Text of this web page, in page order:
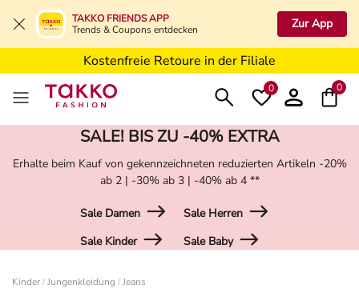
TAKKO FRIENDS APP
Trends & Coupons entdecken
Zur App
Kostenfreie Lieferung ab 19,99€ in Deine Filiale
Kostenfreie Retoure in der Filiale
5€ Gutschein nach Registrierung*
0 0
SALE! BIS ZU -40% EXTRA
Erhalte beim Kauf von gekennzeichneten reduzierten Artikeln -20%
ab 2 | -30% ab 3 | -40% ab 4 **
Sale Damen
Sale Herren
Sale Kinder
Sale Baby
Kinder / Jungenkleidung / Jeans